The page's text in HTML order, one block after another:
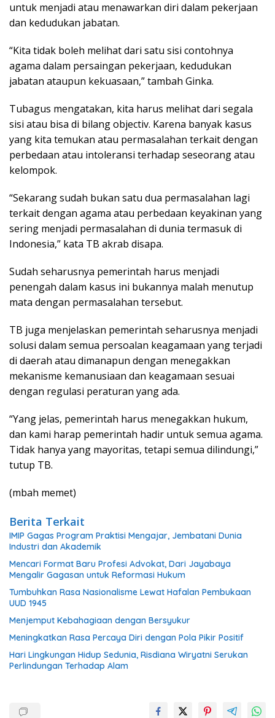
untuk menjadi atau menawarkan diri dalam pekerjaan
dan kedudukan jabatan.
“Kita tidak boleh melihat dari satu sisi contohnya
agama dalam persaingan pekerjaan, kedudukan
jabatan ataupun kekuasaan,” tambah Ginka.
Tubagus mengatakan, kita harus melihat dari segala
sisi atau bisa di bilang objectiv. Karena banyak kasus
yang kita temukan atau permasalahan terkait dengan
perbedaan atau intoleransi terhadap seseorang atau
kelompok.
“Sekarang sudah bukan satu dua permasalahan lagi
terkait dengan agama atau perbedaan keyakinan yang
sering menjadi permasalahan di dunia termasuk di
Indonesia,” kata TB akrab disapa.
Sudah seharusnya pemerintah harus menjadi
penengah dalam kasus ini bukannya malah menutup
mata dengan permasalahan tersebut.
TB juga menjelaskan pemerintah seharusnya menjadi
solusi dalam semua persoalan keagamaan yang terjadi
di daerah atau dimanapun dengan menegakkan
mekanisme kemanusiaan dan keagamaan sesuai
dengan regulasi peraturan yang ada.
“Yang jelas, pemerintah harus menegakkan hukum,
dan kami harap pemerintah hadir untuk semua agama.
Tidak hanya yang mayoritas, tetapi semua dilindungi,”
tutup TB.
(mbah memet)
Berita Terkait
IMIP Gagas Program Praktisi Mengajar, Jembatani Dunia
Industri dan Akademik
Mencari Format Baru Profesi Advokat, Dari Jayabaya
Mengalir Gagasan untuk Reformasi Hukum
Tumbuhkan Rasa Nasionalisme Lewat Hafalan Pembukaan
UUD 1945
Menjemput Kebahagiaan dengan Bersyukur
Meningkatkan Rasa Percaya Diri dengan Pola Pikir Positif
Hari Lingkungan Hidup Sedunia, Risdiana Wiryatni Serukan
Perlindungan Terhadap Alam